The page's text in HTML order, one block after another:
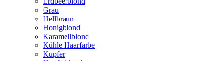
Grau
Hellbraun
Honigblond
Karamellblond
Kühle Haarfarbe
Kupfer